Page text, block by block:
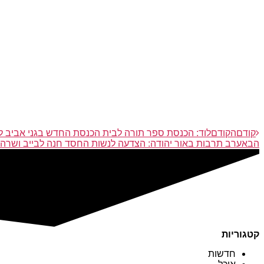
קודםהקודםלוד: הכנסת ספר תורה לבית הכנסת החדש בגני אביב
הבאערב תרבות באור יהודה: הצדעה לנשות החסד חנה לבייב ושרה
קטגוריות
חדשות